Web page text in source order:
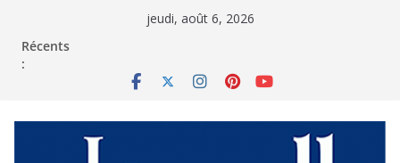
jeudi, août 6, 2026
Récents
: